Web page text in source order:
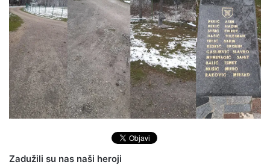
Zadužili su nas naši heroji